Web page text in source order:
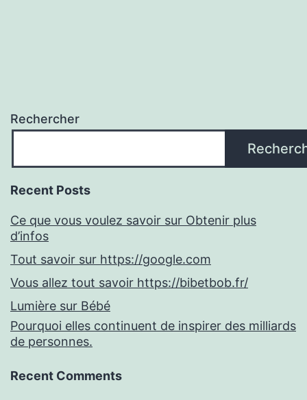
Rechercher
Recent Posts
Ce que vous voulez savoir sur Obtenir plus
d’infos
Tout savoir sur https://google.com
Vous allez tout savoir https://bibetbob.fr/
Lumière sur Bébé
Pourquoi elles continuent de inspirer des milliards
de personnes.
Recent Comments